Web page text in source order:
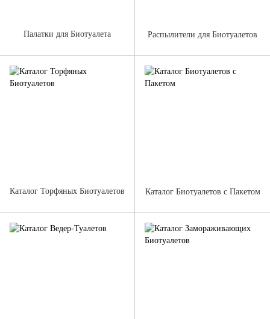
Палатки для Биотуалета Распылители для Биотуалетов
Каталог Торфяных Биотуалетов Каталог Биотуалетов с Пакетом